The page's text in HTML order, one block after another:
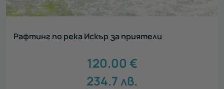
Рафтинг по река Искър за приятели
120.00 €
234.7лв.